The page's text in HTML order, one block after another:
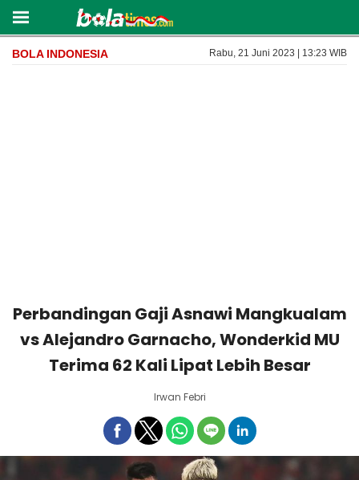
BOLA INDONESIA Rabu, 21 Juni 2023 | 13:23 WIB
Perbandingan Gaji Asnawi Mangkualam
vs Alejandro Garnacho, Wonderkid MU
Terima 62 Kali Lipat Lebih Besar
Irwan Febri